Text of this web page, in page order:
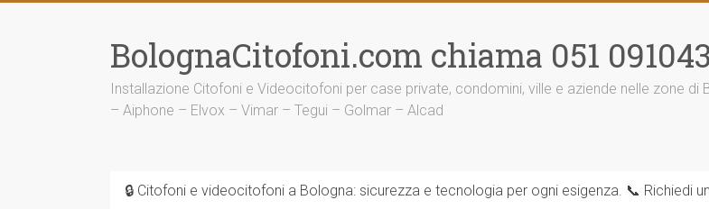
BolognaCitofoni.com chiama 051
Installazione Citofoni e Videocitofoni per case private, condomini, ville e aziende nelle zone
– Aiphone – Elvox – Vimar – Tegui – Golmar – Alcad
🔒 Citofoni e videocitofoni a Bologna: sicurezza e tecnologia per ogni esigenza. 📞 Richiedi